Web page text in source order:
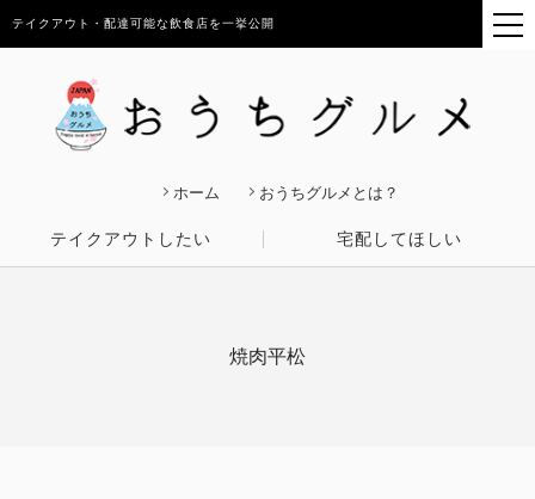
テイクアウト・配達可能な飲食店を一挙公開
ホーム おうちグルメとは？
テイクアウトしたい 宅配してほしい
焼肉平松